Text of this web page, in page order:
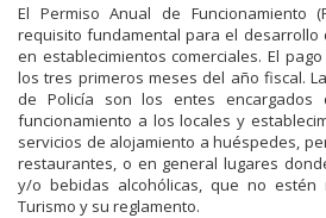
El Permiso Anual de Funcionamiento
requisito fundamental para el desarrollo
en establecimientos comerciales. El
los tres primeros meses del año fiscal.
de Policía son los entes encargados
funcionamiento a los locales y
servicios de alojamiento a huéspedes,
restaurantes, o en general lugares
y/o bebidas alcohólicas, que no
Turismo y su reglamento.